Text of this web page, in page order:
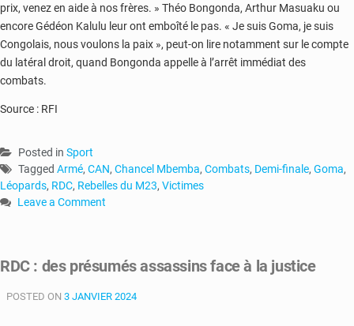
prix, venez en aide à nos frères. » Théo Bongonda, Arthur Masuaku ou
encore Gédéon Kalulu leur ont emboîté le pas. « Je suis Goma, je suis
Congolais, nous voulons la paix », peut-on lire notamment sur le compte
du latéral droit, quand Bongonda appelle à l’arrêt immédiat des
combats.
Source : RFI
Posted in Sport
Tagged Armé, CAN, Chancel Mbemba, Combats, Demi-finale, Goma,
Léopards, RDC, Rebelles du M23, Victimes
Leave a Comment
à
:
RDC : des présumés assassins face à la justice
POSTED ON 3 JANVIER 2024